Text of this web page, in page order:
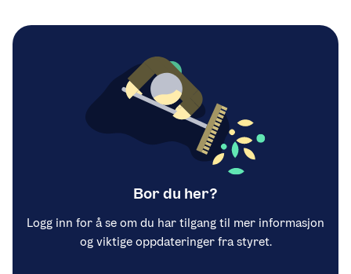
Bor du her?
Logg inn for å se om du har tilgang til mer informasjon
og viktige oppdateringer fra styret.